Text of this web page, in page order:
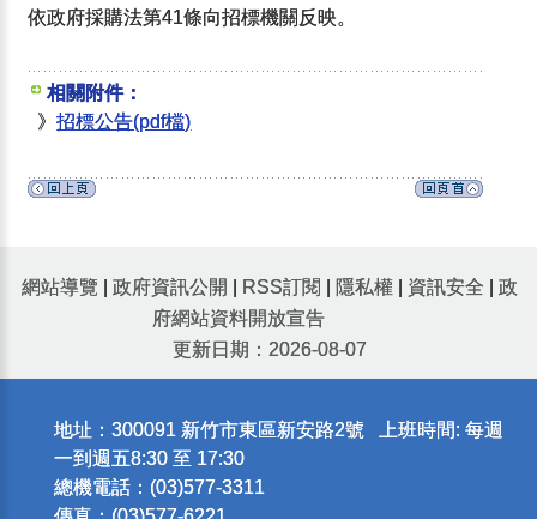
依政府採購法第41條向招標機關反映。
相關附件：
》招標公告(pdf檔)
網站導覽 政府資訊公開 RSS訂閱 隱私權 資訊安全
政
府網站資料開放宣告
更新日期：2026-08-07
地址：300091 新竹市東區新安路2號 上班時間: 每週
一到週五8:30 至 17:30
總機電話：(03)577-3311